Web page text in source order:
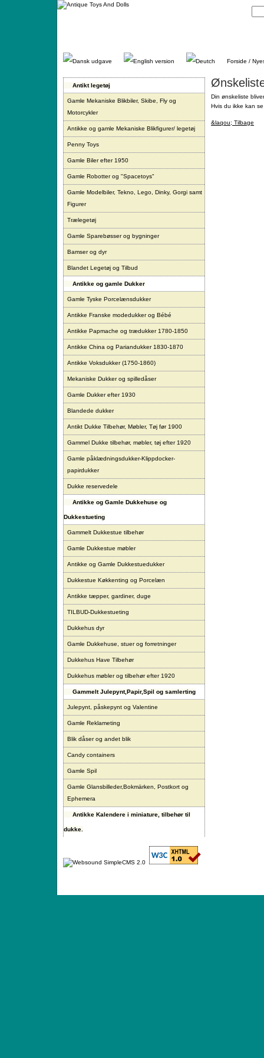
Gå
Forside /
Antikt legetøj
Gamle Mekaniske Blikbiler, Skibe, Fly og
Motorcykler
Antikke og gamle Mekaniske Blikfigurer/ legetøj
Penny Toys
Gamle Biler efter 1950
Gamle Robotter og "Spacetoys"
Gamle Modelbiler, Tekno, Lego, Dinky, Gorgi samt
Figurer
Trælegetøj
Gamle Sparebøsser og bygninger
Bamser og dyr
Blandet Legetøj og Tilbud
Antikke og gamle Dukker
Gamle Tyske Porcelænsdukker
Antikke Franske modedukker og Bébé
Antikke Papmache og trædukker 1780-1850
Antikke China og Pariandukker 1830-1870
Antikke Voksdukker (1750-1860)
Mekaniske Dukker og spilledåser
Gamle Dukker efter 1930
Blandede dukker
Antikt Dukke Tilbehør, Møbler, Tøj før 1900
Gammel Dukke tilbehør, møbler, tøj efter 1920
Gamle påklædningsdukker-Klippdocker-
papirdukker
Dukke reservedele
Antikke og Gamle Dukkehuse og
Dukkestueting
Gammelt Dukkestue tilbehør
Gamle Dukkestue møbler
Antikke og Gamle Dukkestuedukker
Dukkestue Køkkenting og Porcelæn
Antikke tæpper, gardiner, duge
TILBUD-Dukkestueting
Dukkehus dyr
Gamle Dukkehuse, stuer og forretninger
Dukkehus Have Tilbehør
Dukkehus møbler og tilbehør efter 1920
Gammelt Julepynt,Papir,Spil og samlerting
Julepynt, påskepynt og Valentine
Gamle Reklameting
Blik dåser og andet blik
Candy containers
Gamle Spil
Gamle Glansbilleder,Bokmärken, Postkort og
Ephemera
Antikke Kalendere i miniature, tilbehør til
dukke.
Din ønskeliste
Hvis du ikke kan
&laqou; Tilbage